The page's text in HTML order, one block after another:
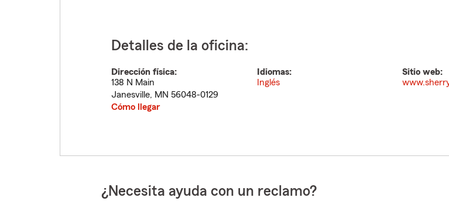
Detalles de la oficina:
Dirección física:
138 N Main
Janesville, MN 56048-0129
Cómo llegar
Idiomas:
Inglés
Sitio web:
¿Necesita ayuda con un reclamo?